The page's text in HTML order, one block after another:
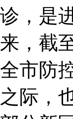
诊，是
来，截
全市防
之际，